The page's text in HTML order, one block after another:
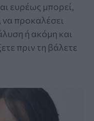
ευρέως μπορεί,
προκαλέσει
ή ακόμη και
πριν τη βάλετε